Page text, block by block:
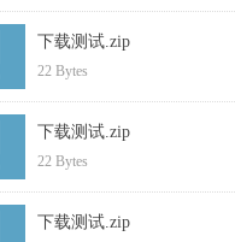
下载测试.zip
22 Bytes
下载测试.zip
22 Bytes
下载测试.zip